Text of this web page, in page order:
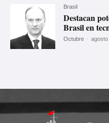
Brasil
Destacan
Brasil en
Octubre -